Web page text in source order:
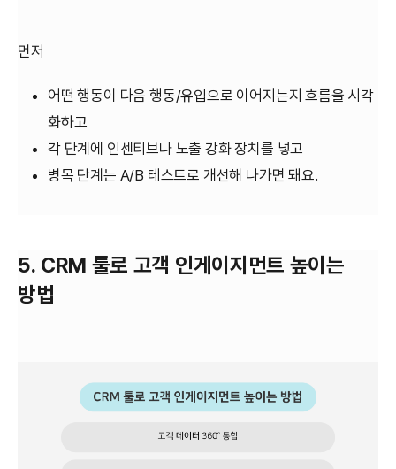
먼저
어떤 행동이 다음 행동/유입으로 이어지는지 흐름을 시각
화하고
각 단계에 인센티브나 노출 강화 장치를 넣고
병목 단계는 A/B 테스트로 개선해 나가면 돼요.
5. CRM 툴로 고객 인게이지먼트 높이는
방법